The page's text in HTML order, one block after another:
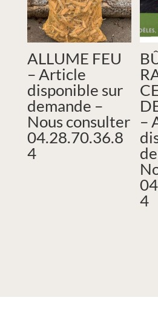
ALLUME FEU
– Article
disponible sur
demande –
Nous consulter
04.28.70.36.8
4
–
4